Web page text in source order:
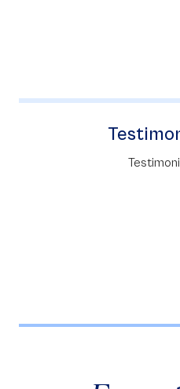
Instituto
Forum tiene como